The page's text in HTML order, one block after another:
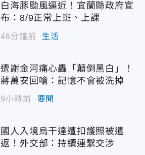
白海豚颱風逼近！宜蘭縣政府宣
布：8/9正常上班、上課
46分鐘前 生活
遭謝金河痛心轟「顛倒黑白」！
蔣萬安回嗆：記憶不會被洗掉
9小時前 要聞
國人入境烏干達遭扣護照被遣
返！外交部：持續連繫交涉